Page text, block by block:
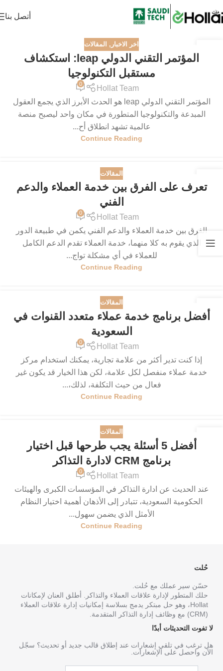
أتصل بنا
اخر الاخبار , المقالات
المؤتمر التقني الدولي leap: استكشاف
مستقبل التكنولوجيا
Hollat Team
0
المؤتمر التقني الدولي leap هو الحدث الأبرز الذي يجمع العقول
المبدعة والتكنولوجيا المتطورة في مكان واحد ليصبح منصة
عالمية تشهد انطلاق أح...
Continue Reading
يناير
المقالات
تعرف على الفرق بين خدمة العملاء والدعم
الفني
Hollat Team
0
الفرق بين خدمة العملاء والدعم الفني يكمن في طبيعة الدور
الذي يقوم به كلا منهما، خدمة العملاء تقدم الدعم الكامل
للعملاء في أي مشكلة تواج...
Continue Reading
18
أكتوبر
المقالات
أفضل برنامج خدمة عملاء متعدد القنوات في
السعودية
Hollat Team
0
إذا كنت تدير أكثر من علامة تجارية، يمكنك استخدام مركز
خدمة عملاء منفصل لكل علامة، لكن هذا الخيار قد يكون غير
فعال من حيث التكلفة، لذلك،...
Continue Reading
المقالات
أفضل 5 أسئلة يجب طرحها قبل اختيار
برنامج CRM لادارة التذاكر
Hollat Team
0
عند الحديث عن ادارة التذاكر في المؤسسات الكبرى والهيئات
الحكومية السعودية، تتبادر إلى الأذهان أهمية اختيار النظام
الأمثل الذي يضمن سهول...
Continue Reading
حُلت
حسّن سير عملك مع حُلت.
حلك المتطور لإدارة علاقات العملاء والتذاكر. أطلق العنان لإمكانات
Hollat، وهو حل مبتكر يدمج بسلاسة إمكانيات إدارة علاقات العملاء
(CRM) مع وظائف إدارة التذاكر المتقدمة.
هل ترغب في تلقي إشعارات عند إطلاق قالب جديد أو تحديث؟ سجّل
الآن واحصل على الإشعارات.
لا تفوت التحديثات أبدًا